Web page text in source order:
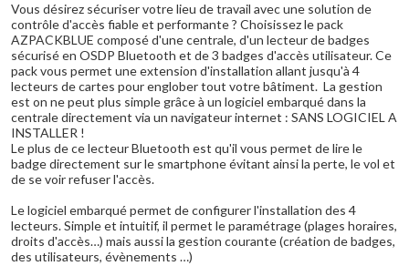
Vous désirez sécuriser votre lieu de travail avec une solution de
contrôle d'accès fiable et performante ? Choisissez le pack
AZPACKBLUE composé d'une centrale, d'un lecteur de badges
sécurisé en OSDP Bluetooth et de 3 badges d'accès utilisateur. Ce
pack vous permet une extension d'installation allant jusqu'à 4
lecteurs de cartes pour englober tout votre bâtiment. La gestion
est on ne peut plus simple grâce à un logiciel embarqué dans la
centrale directement via un navigateur internet : SANS LOGICIEL A
INSTALLER !
Le plus de ce lecteur Bluetooth est qu'il vous permet de lire le
badge directement sur le smartphone évitant ainsi la perte, le vol et
de se voir refuser l'accès.
Le logiciel embarqué permet de configurer l'installation des 4
lecteurs. Simple et intuitif, il permet le paramétrage (plages horaires,
droits d'accès…) mais aussi la gestion courante (création de badges,
des utilisateurs, évènements …)